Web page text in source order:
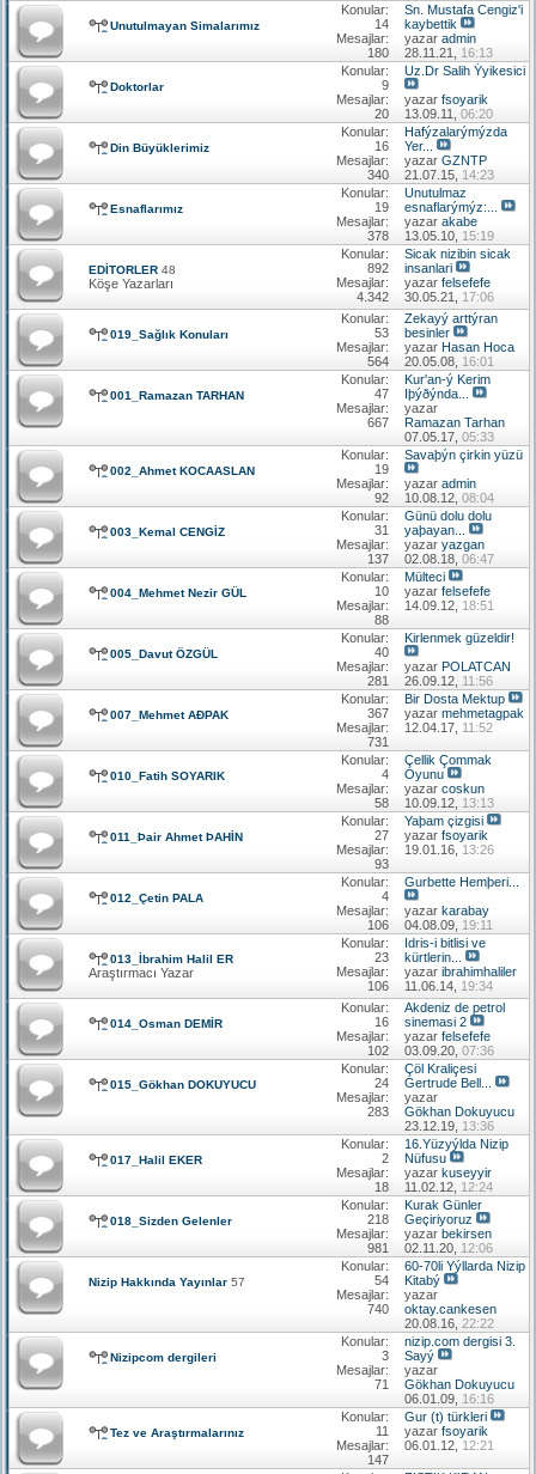
Unutulmayan Simalarımız
Konular:
14
Mesajlar:
180
Sn. Mustafa Cengiz'i
kaybettik
yazar admin
28.11.21, 16:13
Doktorlar
Konular:
9
Mesajlar:
20
Uz.Dr Salih Ýyikesici
yazar fsoyarik
13.09.11, 06:20
Din Büyüklerimiz
Konular:
16
Mesajlar:
340
Hafýzalarýmýzda
Yer...
yazar GZNTP
21.07.15, 14:23
Esnaflarımız
Konular:
19
Mesajlar:
378
Unutulmaz
esnaflarýmýz:...
yazar akabe
13.05.10, 15:19
EDİTORLER 48
Köşe Yazarları
Konular:
892
Mesajlar:
4.342
Sicak nizibin sicak
insanlari
yazar felsefefe
30.05.21, 17:06
019_Sağlık Konuları
Konular:
53
Mesajlar:
564
Zekayý arttýran
besinler
yazar Hasan Hoca
20.05.08, 16:01
001_Ramazan TARHAN
Konular:
47
Mesajlar:
667
Kur'an-ý Kerim
Iþýðýnda...
yazar
Ramazan Tarhan
07.05.17, 05:33
002_Ahmet KOCAASLAN
Konular:
19
Mesajlar:
92
Savaþýn çirkin yüzü
yazar admin
10.08.12, 08:04
003_Kemal CENGİZ
Konular:
31
Mesajlar:
137
Günü dolu dolu
yaþayan...
yazar yazgan
02.08.18, 06:47
004_Mehmet Nezir GÜL
Konular:
10
Mesajlar:
88
Mülteci
yazar felsefefe
14.09.12, 18:51
005_Davut ÖZGÜL
Konular:
40
Mesajlar:
281
Kirlenmek güzeldir!
yazar POLATCAN
26.09.12, 11:56
007_Mehmet AÐPAK
Konular:
367
Mesajlar:
731
Bir Dosta Mektup
yazar mehmetagpak
12.04.17, 11:52
010_Fatih SOYARIK
Konular:
4
Mesajlar:
58
Çellik Çommak
Oyunu
yazar coskun
10.09.12, 13:13
011_Þair Ahmet ÞAHİN
Konular:
27
Mesajlar:
93
Yaþam çizgisi
yazar fsoyarik
19.01.16, 13:26
012_Çetin PALA
Konular:
4
Mesajlar:
106
Gurbette Hemþeri...
yazar karabay
04.08.09, 19:11
013_İbrahim Halil ER
Araştırmacı Yazar
Konular:
23
Mesajlar:
106
Idris-i bitlisi ve
kürtlerin...
yazar ibrahimhaliler
11.06.14, 19:34
014_Osman DEMİR
Konular:
16
Mesajlar:
102
Akdeniz de petrol
sinemasi 2
yazar felsefefe
03.09.20, 07:36
015_Gökhan DOKUYUCU
Konular:
24
Mesajlar:
283
Çöl Kraliçesi
Gertrude Bell...
yazar
Gökhan Dokuyucu
23.12.19, 13:36
017_Halil EKER
Konular:
2
Mesajlar:
18
16.Yüzyýlda Nizip
Nüfusu
yazar kuseyyir
11.02.12, 12:24
018_Sizden Gelenler
Konular:
218
Mesajlar:
981
Kurak Günler
Geçiriyoruz
yazar bekirsen
02.11.20, 12:06
Nizip Hakkında Yayınlar 57
Konular:
54
Mesajlar:
740
60-70li Yýllarda Nizip
Kitabý
yazar
oktay.cankesen
20.08.16, 22:22
Nizipcom dergileri
Konular:
3
Mesajlar:
71
nizip.com dergisi 3.
Sayý
yazar
Gökhan Dokuyucu
06.01.09, 16:16
Tez ve Araştırmalarınız
Konular:
11
Mesajlar:
147
Gur (t) türkleri
yazar fsoyarik
06.01.12, 12:21